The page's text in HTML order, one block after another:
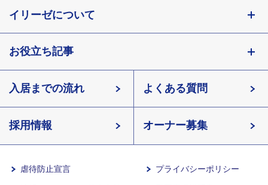
東京都
埼玉県
北海道 宮城県
長野県 愛知県
滋賀県 兵庫県
イリーゼについて
会社概要
有料老人ホームイリーゼとは
イリーゼが選ばれる理由
一日の流れ
お役立ち記事
知っておきたい介護の知識
介護用語をわかりやすく説明
有料老人ホームとは
入居までの流れ よくある質問
採用情報 オーナー募集
虐待防止宣言 プライバシーポリシー